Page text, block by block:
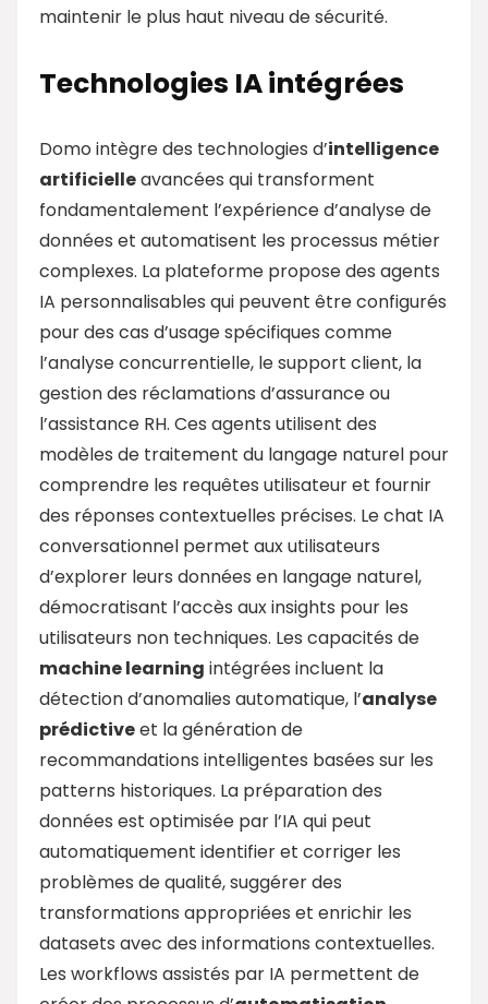
maintenir le plus haut niveau de sécurité.
Technologies IA intégrées
Domo intègre des technologies d’intelligence
artificielleavancées qui transforment
fondamentalement l’expérience d’analyse de
données et automatisent les processus métier
complexes. La plateforme propose des agents
IA personnalisables qui peuvent être configurés
pour des cas d’usage spécifiques comme
l’analyse concurrentielle, le support client, la
gestion des réclamations d’assurance ou
l’assistance RH. Ces agents utilisent des
modèles de traitement du langage naturel pour
comprendre les requêtes utilisateur et fournir
des réponses contextuelles précises. Le chat IA
conversationnel permet aux utilisateurs
d’explorer leurs données en langage naturel,
démocratisant l’accès aux insights pour les
utilisateurs non techniques. Les capacités de
machine learning intégrées incluent la
détection d’anomalies automatique, l’analyse
prédictiveet la génération de
recommandations intelligentes basées sur les
patterns historiques. La préparation des
données est optimisée par l’IA qui peut
automatiquement identifier et corriger les
problèmes de qualité, suggérer des
transformations appropriées et enrichir les
datasets avec des informations contextuelles.
Les workflows assistés par IA permettent de